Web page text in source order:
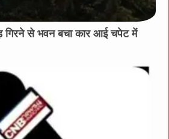
गिरने से भवन बचा कार आई चपेट में